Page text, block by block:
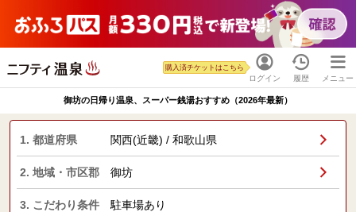
ログイン
購入済チケットはこちら
履歴 メニュー
御坊の日帰り温泉、スーパー銭湯おすすめ（2026年最新）
1. 都道府県 関西(近畿) / 和歌山県
2. 地域・市区郡 御坊
3. こだわり条件 駐車場あり